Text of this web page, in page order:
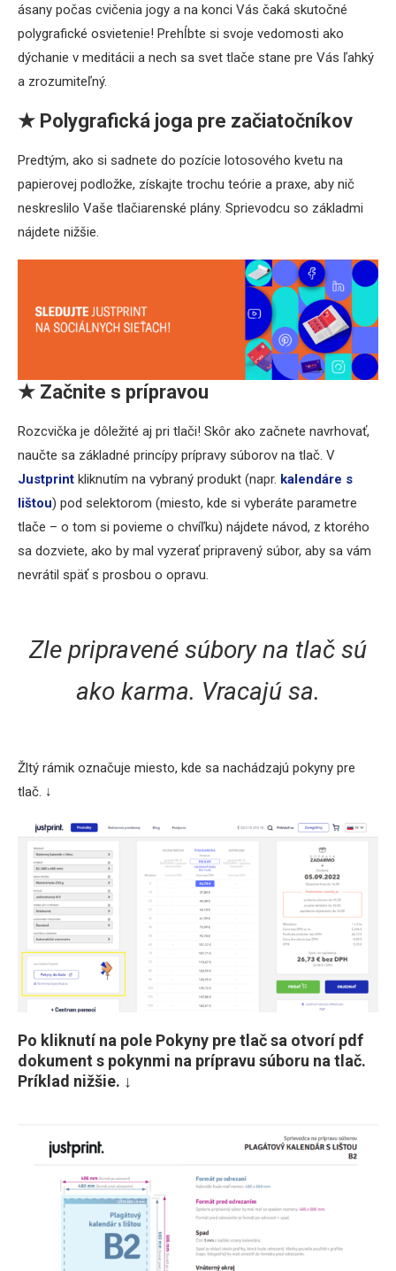
ásany počas cvičenia jogy a na konci Vás čaká skutočné
polygrafické osvietenie! Prehĺbte si svoje vedomosti ako
dýchanie v meditácii a nech sa svet tlače stane pre Vás ľahký
a zrozumiteľný.
★ Polygrafická joga pre začiatočníkov
Predtým, ako si sadnete do pozície lotosového kvetu na
papierovej podložke, získajte trochu teórie a praxe, aby nič
neskreslilo Vaše tlačiarenské plány. Sprievodcu so základmi
nájdete nižšie.
★ Začnite s prípravou
Rozcvička je dôležité aj pri tlači! Skôr ako začnete navrhovať,
naučte sa základné princípy prípravy súborov na tlač. V
Justprint kliknutím na vybraný produkt (napr. kalendáre s
lištou) pod selektorom (miesto, kde si vyberáte parametre
tlače – o tom si povieme o chvíľku) nájdete návod, z ktorého
sa dozviete, ako by mal vyzerať pripravený súbor, aby sa vám
nevrátil späť s prosbou o opravu.
Zle pripravené súbory na tlač sú
ako karma. Vracajú sa.
Žltý rámik označuje miesto, kde sa nachádzajú pokyny pre
tlač. ↓
Po kliknutí na pole Pokyny pre tlačsa otvorí pdf
dokument s pokynmi na prípravu súboru na tlač.
Príklad nižšie. ↓